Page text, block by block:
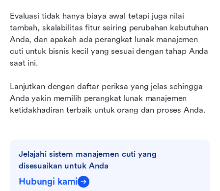
Evaluasi tidak hanya biaya awal tetapi juga nilai
tambah, skalabilitas fitur seiring perubahan kebutuhan
Anda, dan apakah ada perangkat lunak manajemen
cuti untuk bisnis kecil yang sesuai dengan tahap Anda
saat ini.
Lanjutkan dengan daftar periksa yang jelas sehingga
Anda yakin memilih perangkat lunak manajemen
ketidakhadiran terbaik untuk orang dan proses Anda.
Jelajahi sistem manajemen cuti yang
disesuaikan untuk Anda
Hubungi kami